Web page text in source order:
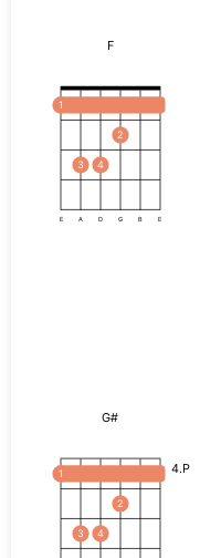
F
1
3 4
2
E A D G B E
G#
4.P
1
3 4
2